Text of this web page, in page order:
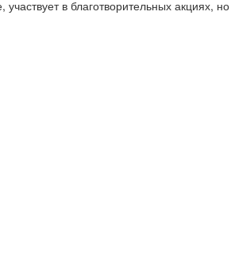
участвует в благотворительных акциях,